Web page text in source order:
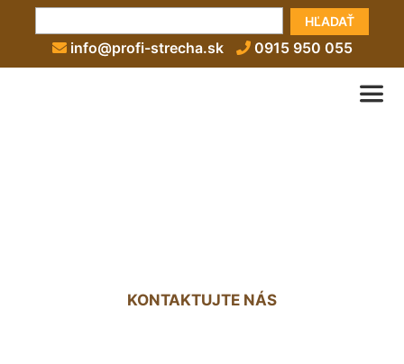
HĽADAŤ
info@profi-strecha.sk 0915 950 055
KONTAKTUJTE NÁS